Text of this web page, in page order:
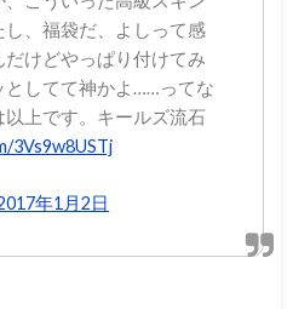
、福袋だ、よしって感
けどやっぱり付けてみ
としてて神かよ……ってな
上です。キールズ流石
3Vs9w8USTj
年1月2日